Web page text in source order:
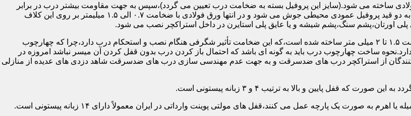
ساخته می شود.(سایز این پروفیل بسته به ضخامت درب تعیین می گردد)،سپس به جهت مقاومت بیشتر درب در برابر
خمش،۳ الی ۴ قید فولادی دقیقاً با همان سایز پروفیل های محیطی به صورت افقی به دو قید پروفیل عمودی محیطی جوش می شود و در انتها ورق فولادی با ضخامت ۰.۷ الی ۱.۵ میلیمتر بر روی این کلاف
اورتان،پشم سنگ،پشم شیشه و یا عایق پلی استایرن در داخل استراکچر نصب می شود.
چهارچوب و رویه درب ضد سرقت:معمولاً با استفاده از ورق فولادی ST۳۷ به ضخامت ۱.۵ تا ۲ میلی متر ساخته شده است،که این ضخامت تأثیر شگرفی هنگام نصب و استحکام درب دارد،چرا که چهارچوب
ساخت چهارچوب درب باید به گونه ای باشد که احتمال باز کردن درب بدون قفل کردن آن میسر نباشد امروزه در
کنندگان از استراکچر درب های ضدسرقت و به جهت عدم مهندسی سازی درب های ضدسرقت شاهد دزدی های عدیده از منازلی
پایین و بالا به ترتیب ۴ و ۳ زبانه پیستونی است.